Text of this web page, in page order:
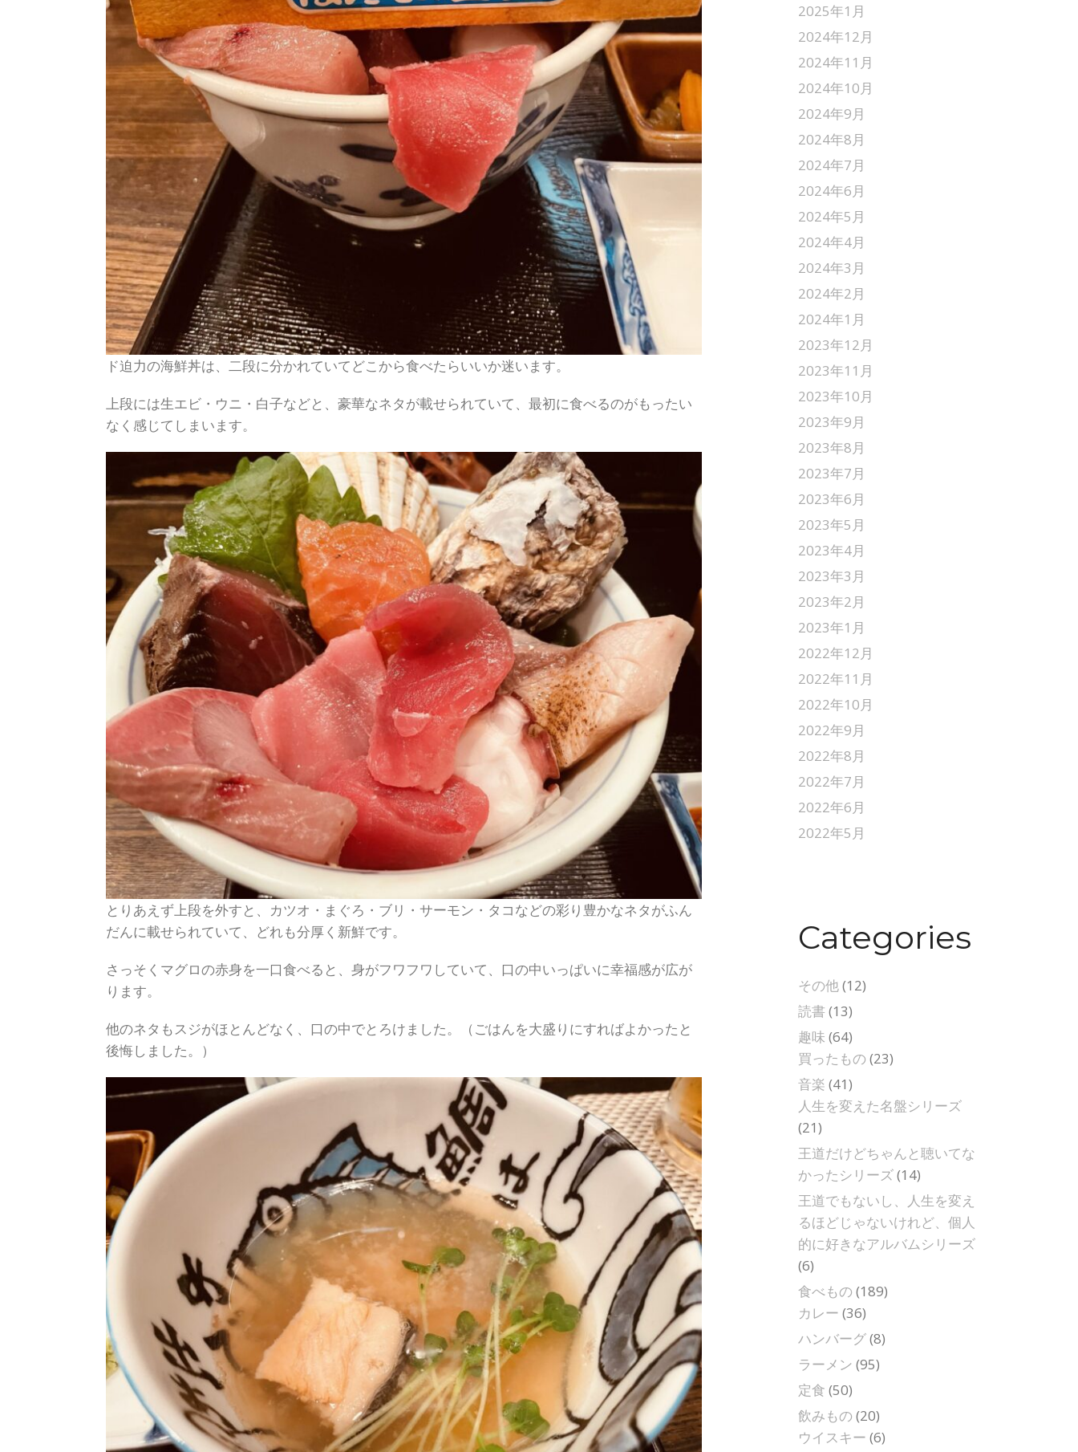
ド迫力の海鮮丼は、二段に分かれていてどこから食べたらいいか迷います。
上段には生エビ・ウニ・白子などと、豪華なネタが載せられていて、最初に食べるのがもったい
なく感じてしまいます。
とりあえず上段を外すと、カツオ・まぐろ・ブリ・サーモン・タコなどの彩り豊かなネタがふん
だんに載せられていて、どれも分厚く新鮮です。
さっそくマグロの赤身を一口食べると、身がフワフワしていて、口の中いっぱいに幸福感が広が
ります。
他のネタもスジがほとんどなく、口の中でとろけました。（ごはんを大盛りにすればよかったと
後悔しました。）
2025年1月
2024年12月
2024年11月
2024年10月
2024年9月
2024年8月
2024年7月
2024年6月
2024年5月
2024年4月
2024年3月
2024年2月
2024年1月
2023年12月
2023年11月
2023年10月
2023年9月
2023年8月
2023年7月
2023年6月
2023年5月
2023年4月
2023年3月
2023年2月
2023年1月
2022年12月
2022年11月
2022年10月
2022年9月
2022年8月
2022年7月
2022年6月
2022年5月
Categories
その他(12)
読書 (13)
趣味 (64)
買ったもの (23)
音楽 (41)
人生を変えた名盤シリーズ
(21)
王道だけどちゃんと聴いてな
かったシリーズ(14)
王道でもないし、人生を変え
るほどじゃないけれど、個人
的に好きなアルバムシリーズ
(6)
食べもの (189)
カレー (36)
ハンバーグ(8)
ラーメン (95)
定食 (50)
飲みもの (20)
ウイスキー (6)